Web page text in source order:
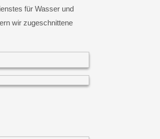
für Wasser und
wir zugeschnittene